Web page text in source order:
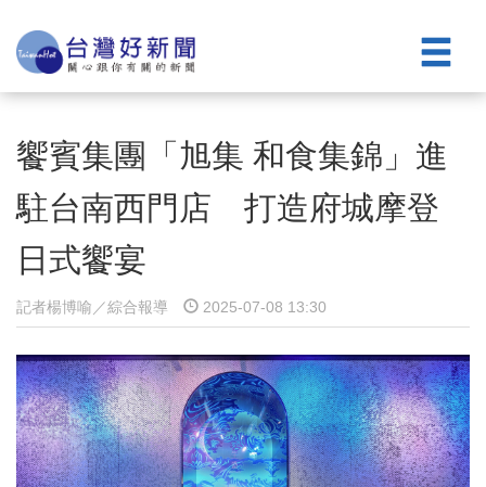
饗賓集團「旭集 和食集錦」進
駐台南西門店 打造府城摩登
日式饗宴
記者楊博喻／綜合報導 2025-07-08 13:30